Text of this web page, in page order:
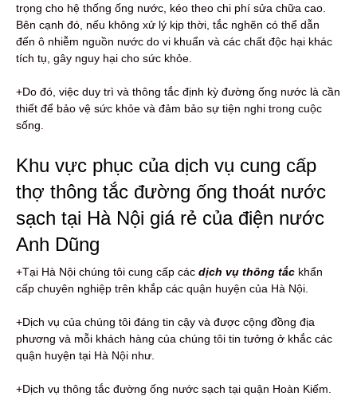
trọng cho hệ thống ống nước, kéo theo chi phí sửa chữa cao.
Bên cạnh đó, nếu không xử lý kịp thời, tắc nghẽn có thể dẫn
đến ô nhiễm nguồn nước do vi khuẩn và các chất độc hại khác
tích tụ, gây nguy hại cho sức khỏe.
+Do đó, việc duy trì và thông tắc định kỳ đường ống nước là cần
thiết để bảo vệ sức khỏe và đảm bảo sự tiện nghi trong cuộc
sống.
Khu vực phục của dịch vụ cung cấp
thợ thông tắc đường ống thoát nước
sạch tại Hà Nội giá rẻ của điện nước
Anh Dũng
+Tại Hà Nội chúng tôi cung cấp các dịch vụ thông tắc khẩn
cấp chuyên nghiệp trên khắp các quận huyện của Hà Nội.
+Dịch vụ của chúng tôi đáng tin cậy và được cộng đồng địa
phương và mỗi khách hàng của chúng tôi tin tưởng ở khắc các
quận huyện tại Hà Nội như.
+Dịch vụ thông tắc đường ống nước sạch tại quận Hoàn Kiếm.